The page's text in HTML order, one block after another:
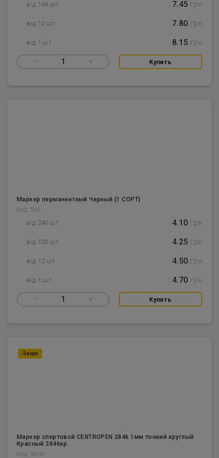
від 144 шт 7.45 грн
від 12 шт 7.80 грн
від 1 шт 8.15 грн
– 1 + Купить
Маркер перманентный Черный (1 СОРТ)
Код: 562
від 240 шт 4.10 грн
від 120 шт 4.25 грн
від 12 шт 4.50 грн
від 1 шт 4.70 грн
– 1 + Купить
Маркер спиртовой CENTROPEN 2846 1мм тонкий круглый
Красный 2846кр.
Код: 3639
Акцiя